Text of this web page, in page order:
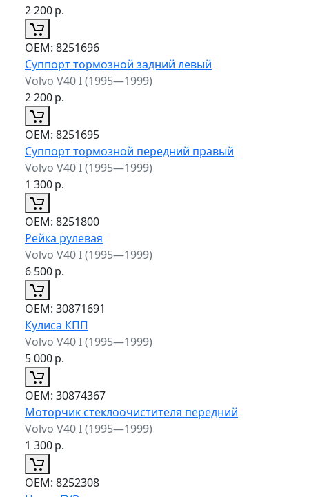
2 200р.
ОЕМ: 8251696
Суппорт тормозной задний левый
Volvo V40 I (1995—1999)
2 200р.
ОЕМ: 8251695
Суппорт тормозной передний правый
Volvo V40 I (1995—1999)
1 300р.
ОЕМ: 8251800
Рейка рулевая
Volvo V40 I (1995—1999)
6 500р.
ОЕМ: 30871691
Кулиса КПП
Volvo V40 I (1995—1999)
5 000р.
ОЕМ: 30874367
Моторчик стеклоочистителя передний
Volvo V40 I (1995—1999)
1 300р.
ОЕМ: 8252308